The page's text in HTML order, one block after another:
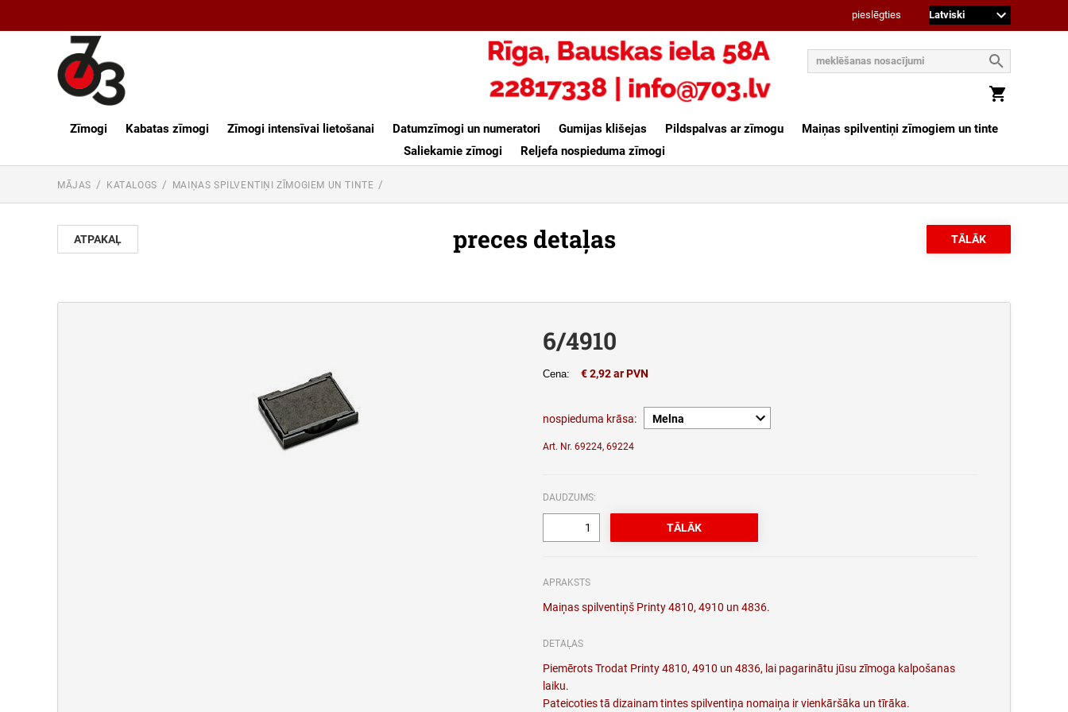
pieslēgties
Zīmogi Kabatas zīmogi Zīmogi intensīvai lietošanai Datumzīmogi un numeratori Gumijas klišejas Pildspalvas ar zīmogu
Maiņas spilventiņi zīmogiem un tinte
Saliekamie zīmogi
Reljefa nospieduma zīmogi
MĀJAS KATALOGS MAIŅAS SPILVENTIŅI ZĪMOGIEM UN TINTE
ATPAKAĻ preces detaļas
6/4910
Cena: € 2,92 ar PVN
nospieduma krāsa:
Art. Nr. 69224, 69224
DAUDZUMS:
APRAKSTS
Maiņas spilventiņš Printy 4810, 4910 un 4836.
DETAĻAS
Piemērots Trodat Printy 4810, 4910 un 4836, lai pagarinātu jūsu zīmoga kalpošanas
laiku.
Pateicoties tā dizainam tintes spilventiņa nomaiņa ir vienkāršāka un tīrāka.